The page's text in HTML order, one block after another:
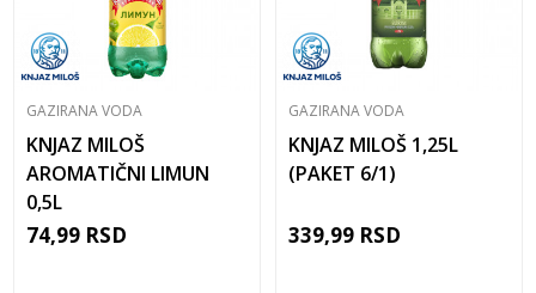
GAZIRANA VODA
KNJAZ MILOŠ
AROMATIČNI LIMUN
0,5L
74,99 RSD
GAZIRANA VODA
KNJAZ MILOŠ 1,25L
(PAKET 6/1)
339,99 RSD